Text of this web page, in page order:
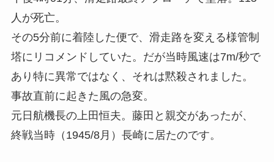
人が死亡。
その5分前に着陸した便で、滑走路を変える様管制
塔にリコメンドしていた。だが当時風速は7m/秒で
あり特に異常ではなく、それは黙殺されました。
事故直前に起きた風の急変。
元日航機長の上田恒夫。藤田と親交があったが、
終戦当時（1945/8月）長崎に居たのです。